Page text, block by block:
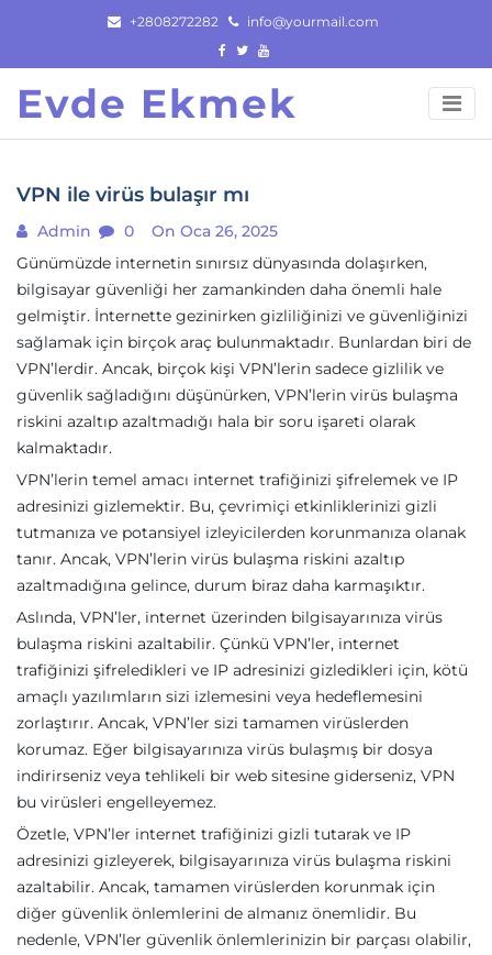
content
+2808272282 info@yourmail.com
Evde Ekmek
VPN ile virüs bulaşır mı
Admin 0
On Oca 26, 2025
Günümüzde internetin sınırsız dünyasında dolaşırken,
bilgisayar güvenliği her zamankinden daha önemli hale
gelmiştir. İnternette gezinirken gizliliğinizi ve güvenliğinizi
sağlamak için birçok araç bulunmaktadır. Bunlardan biri de
VPN’lerdir. Ancak, birçok kişi VPN’lerin sadece gizlilik ve
güvenlik sağladığını düşünürken, VPN’lerin virüs bulaşma
riskini azaltıp azaltmadığı hala bir soru işareti olarak
kalmaktadır.
VPN’lerin temel amacı internet trafiğinizi şifrelemek ve IP
adresinizi gizlemektir. Bu, çevrimiçi etkinliklerinizi gizli
tutmanıza ve potansiyel izleyicilerden korunmanıza olanak
tanır. Ancak, VPN’lerin virüs bulaşma riskini azaltıp
azaltmadığına gelince, durum biraz daha karmaşıktır.
Aslında, VPN’ler, internet üzerinden bilgisayarınıza virüs
bulaşma riskini azaltabilir. Çünkü VPN’ler, internet
trafiğinizi şifreledikleri ve IP adresinizi gizledikleri için, kötü
amaçlı yazılımların sizi izlemesini veya hedeflemesini
zorlaştırır. Ancak, VPN’ler sizi tamamen virüslerden
korumaz. Eğer bilgisayarınıza virüs bulaşmış bir dosya
indirirseniz veya tehlikeli bir web sitesine giderseniz, VPN
bu virüsleri engelleyemez.
Özetle, VPN’ler internet trafiğinizi gizli tutarak ve IP
adresinizi gizleyerek, bilgisayarınıza virüs bulaşma riskini
azaltabilir. Ancak, tamamen virüslerden korunmak için
diğer güvenlik önlemlerini de almanız önemlidir. Bu
nedenle, VPN’ler güvenlik önlemlerinizin bir parçası olabilir,